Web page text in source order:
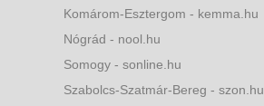
Komárom-Esztergom - kemma.hu
Nógrád - nool.hu
Somogy - sonline.hu
Szabolcs-Szatmár-Bereg - szon.hu